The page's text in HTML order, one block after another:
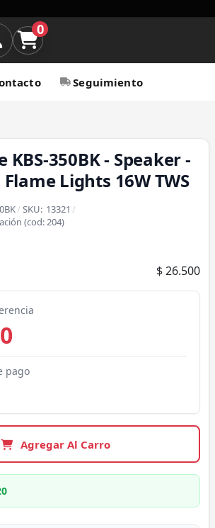
0
Seguimiento
KBS-350BK - Speaker -
Flame Lights 16W TWS
/SKU: 13321 /
(cod:204)
$ 26.500
pago
Agregar Al Carro